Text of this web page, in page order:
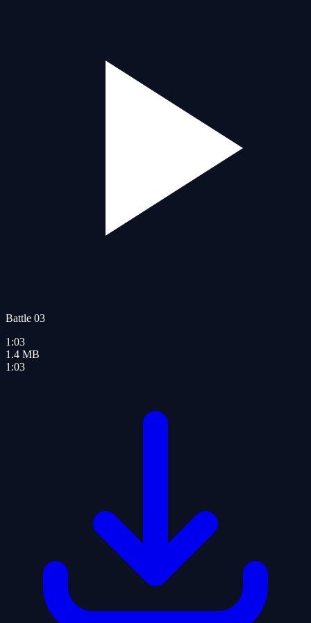
Battle 03
1:03
1.4 MB
1:03